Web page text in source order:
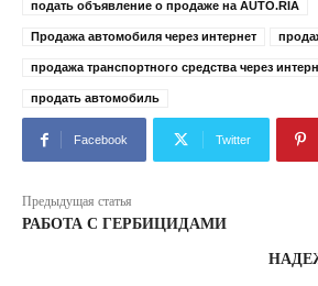
подать объявление о продаже на AUTO.RIA
Продажа автомобиля через интернет
продажа транспортного средства через
продать автомобиль
Facebook Twitter
Предыдущая статья
РАБОТА С ГЕРБИЦИДАМИ